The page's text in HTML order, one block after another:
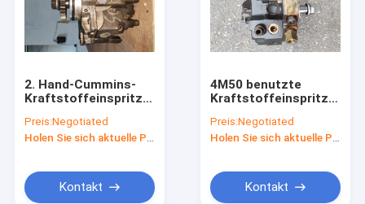
2. Hand-Cummins-
Kraftstoffeinspritzdüse
PC200-8 3955153
4988593
Preis:Negotiated
Kontakt
4M50 benutzte
Kraftstoffeinspritzdüse
10 HD820V ME223576
Preis:Negotiated
Kontakt